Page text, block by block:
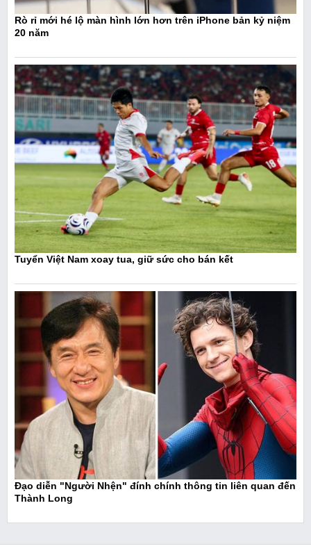
Rò rỉ mới hé lộ màn hình lớn hơn trên iPhone bản kỷ niệm
20 năm
Tuyển Việt Nam xoay tua, giữ sức cho bán kết
Đạo diễn "Người Nhện" đính chính thông tin liên quan đến
Thành Long